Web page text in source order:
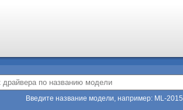
Введите название модели, например: ML-2015